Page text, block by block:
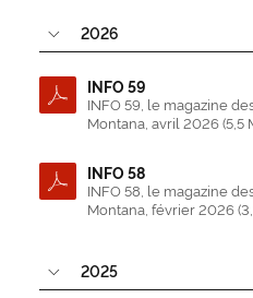
2026
INFO 59
INFO 59, le magazine
Montana, avril 2026 (5,5
INFO 58
INFO 58, le magazine
Montana, février 2026
2025